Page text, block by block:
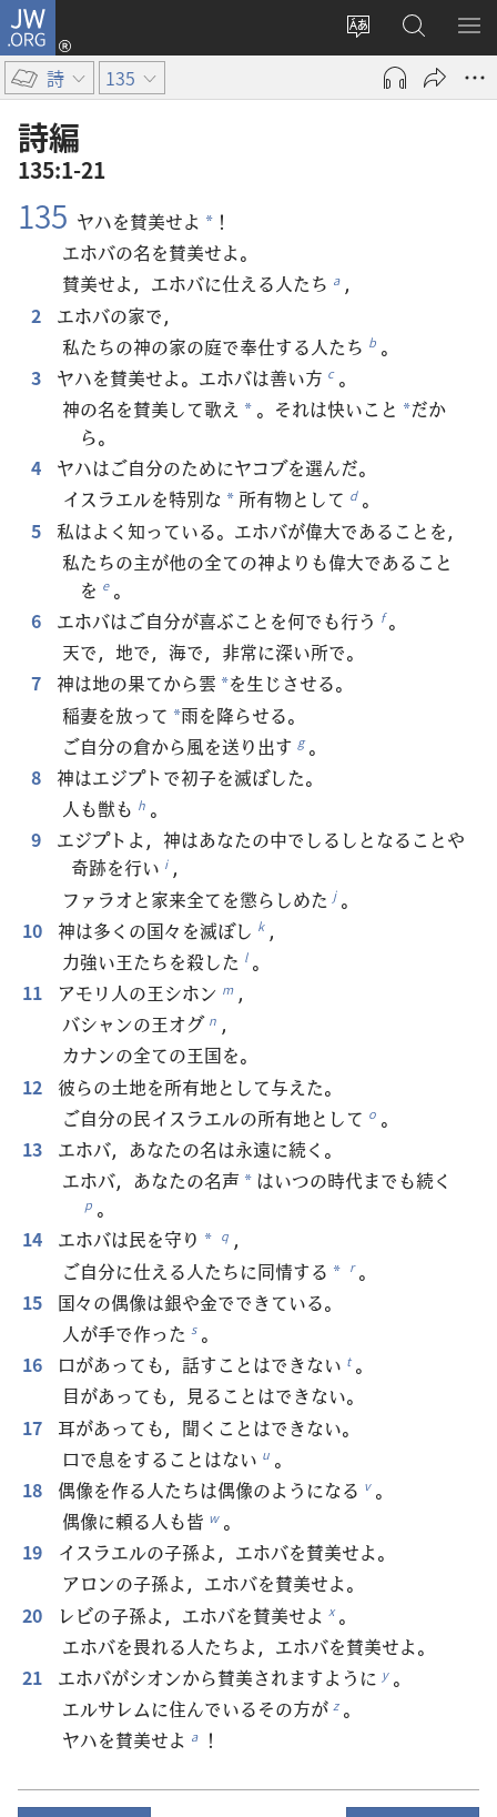
JW.ORG
サ
ト
ロ
グ
ン
開
JW.ORG
の
検
メ
を
詩 135
詩編
135:1-21
135 ヤハを賛美せよ * ！
エホバの名を賛美せよ。
賛美せよ，エホバに仕える人たち a ，
2
エホバの家で，
私たちの神の家の庭で奉仕する人たち b 。
3
ヤハを賛美せよ。エホバは善い方 c 。
神の名を賛美して歌え * 。それは快いこと *だか
ら。
4
ヤハはご自分のためにヤコブを選んだ。
イスラエルを特別な * 所有物として d 。
5
私はよく知っている。エホバが偉大であることを，
私たちの主が他の全ての神よりも偉大であること
を e 。
6
エホバはご自分が喜ぶことを何でも行う f 。
天で，地で，海で，非常に深い所で。
7
神は地の果てから雲 *を生じさせる。
稲妻を放って *雨を降らせる。
ご自分の倉から風を送り出す g 。
8
神はエジプトで初子を滅ぼした。
人も獣も h 。
9
エジプトよ，神はあなたの中でしるしとなることや
奇跡を行い i ，
ファラオと家来全てを懲らしめた j 。
10
神は多くの国々を滅ぼし k ，
力強い王たちを殺した l 。
11
アモリ人の王シホン m ，
バシャンの王オグ n ，
カナンの全ての王国を。
12
彼らの土地を所有地として与えた。
ご自分の民イスラエルの所有地として o 。
13
エホバ，あなたの名は永遠に続く。
エホバ，あなたの名声 * はいつの時代までも続く
p 。
14
エホバは民を守り * q ，
ご自分に仕える人たちに同情する * r 。
15
国々の偶像は銀や金でできている。
人が手で作った s 。
16
口があっても，話すことはできない t 。
目があっても，見ることはできない。
17
耳があっても，聞くことはできない。
口で息をすることはない u 。
18
偶像を作る人たちは偶像のようになる v 。
偶像に頼る人も皆 w 。
19
イスラエルの子孫よ，エホバを賛美せよ。
アロンの子孫よ，エホバを賛美せよ。
20
レビの子孫よ，エホバを賛美せよ x 。
エホバを畏れる人たちよ，エホバを賛美せよ。
21
エホバがシオンから賛美されますように y 。
エルサレムに住んでいるその方が z 。
ヤハを賛美せよ a ！